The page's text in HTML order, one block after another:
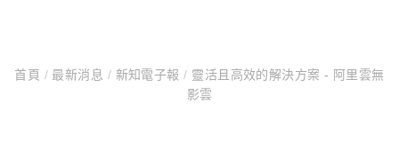
首頁 /最新消息 / 新知電子報/ 靈活且高效的解決方案 - 阿里雲無
影雲